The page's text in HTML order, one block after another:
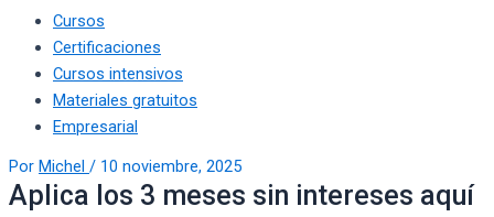
Cursos
Certificaciones
Cursos intensivos
Materiales gratuitos
Empresarial
Por Michel / 10 noviembre, 2025
Aplica los 3 meses sin intereses aquí